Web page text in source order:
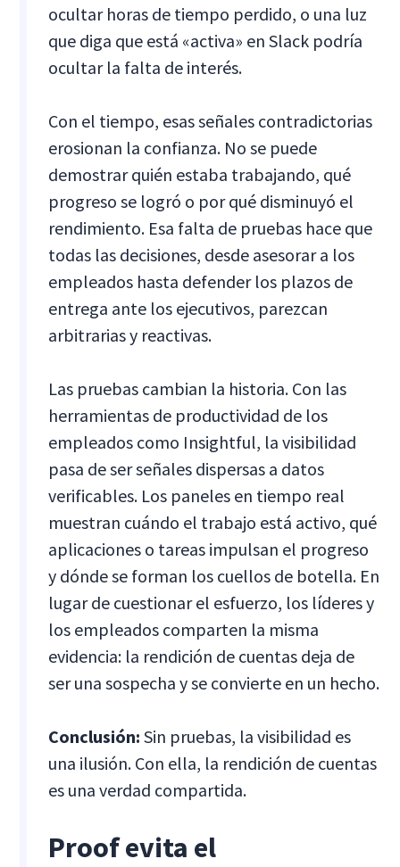
ocultar horas de tiempo perdido, o una luz
que diga que está «activa» en Slack podría
ocultar la falta de interés.
Con el tiempo, esas señales contradictorias
erosionan la confianza. No se puede
demostrar quién estaba trabajando, qué
progreso se logró o por qué disminuyó el
rendimiento. Esa falta de pruebas hace que
todas las decisiones, desde asesorar a los
empleados hasta defender los plazos de
entrega ante los ejecutivos, parezcan
arbitrarias y reactivas.
Las pruebas cambian la historia. Con las
herramientas de productividad de los
empleados como Insightful, la visibilidad
pasa de ser señales dispersas a datos
verificables. Los paneles en tiempo real
muestran cuándo el trabajo está activo, qué
aplicaciones o tareas impulsan el progreso
y dónde se forman los cuellos de botella. En
lugar de cuestionar el esfuerzo, los líderes y
los empleados comparten la misma
evidencia: la rendición de cuentas deja de
ser una sospecha y se convierte en un hecho.
Conclusión: Sin pruebas, la visibilidad es
una ilusión. Con ella, la rendición de cuentas
es una verdad compartida.
Proof evita el